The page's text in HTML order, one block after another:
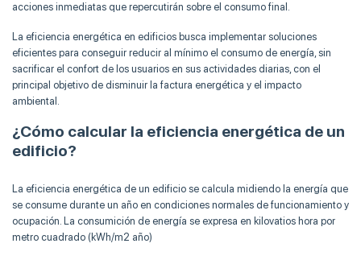
acciones inmediatas que repercutirán sobre el consumo final.
La eficiencia energética en edificios busca implementar soluciones
eficientes para conseguir reducir al mínimo el consumo de energía, sin
sacrificar el confort de los usuarios en sus actividades diarias, con el
principal objetivo de disminuir la factura energética y el impacto
ambiental.
¿Cómo calcular la eficiencia energética de un
edificio?
La eficiencia energética de un edificio se calcula midiendo la energía que
se consume durante un año en condiciones normales de funcionamiento y
ocupación. La consumición de energía se expresa en kilovatios hora por
metro cuadrado (kWh/m2 año)